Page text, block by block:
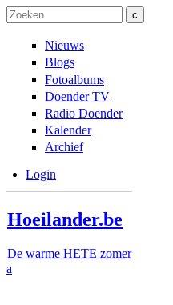
Overslaan en naar de inhoud gaan
Skip to navigation
Zoeken
Nieuws
Blogs
Fotoalbums
Doender TV
Radio Doender
Kalender
Archief
Login
Hoeilander.be
De warme HETE zomer
a